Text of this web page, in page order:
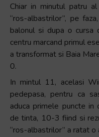
This
shortcut
activates
the
screen
reader
help
you
Chiar in minutul patru
“ros-albastrilor”, pe
balonul si dupa o
centru marcand primul
a transformat si Baia
0.
In mintul 11, acelasi
pedepasa, pentru ca
aduca primele puncte
de tinta, 10-3 fiind si
“ros-albastrilor” a ratat